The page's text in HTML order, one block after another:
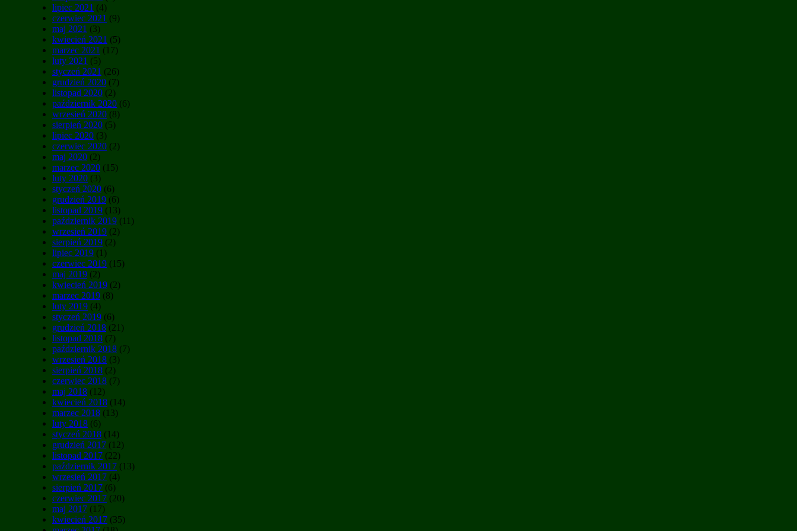
lipiec 2021 (4)
czerwiec 2021 (9)
maj 2021 (3)
kwiecień 2021 (5)
marzec 2021 (17)
luty 2021 (5)
styczeń 2021 (26)
grudzień 2020 (7)
listopad 2020 (2)
październik 2020 (6)
wrzesień 2020 (8)
sierpień 2020 (5)
lipiec 2020 (3)
czerwiec 2020 (2)
maj 2020 (2)
marzec 2020 (15)
luty 2020 (3)
styczeń 2020 (6)
grudzień 2019 (6)
listopad 2019 (13)
październik 2019 (11)
wrzesień 2019 (2)
sierpień 2019 (2)
lipiec 2019 (1)
czerwiec 2019 (15)
maj 2019 (2)
kwiecień 2019 (2)
marzec 2019 (8)
luty 2019 (4)
styczeń 2019 (6)
grudzień 2018 (21)
listopad 2018 (7)
październik 2018 (7)
wrzesień 2018 (3)
sierpień 2018 (2)
czerwiec 2018 (7)
maj 2018 (12)
kwiecień 2018 (14)
marzec 2018 (13)
luty 2018 (6)
styczeń 2018 (14)
grudzień 2017 (12)
listopad 2017 (22)
październik 2017 (13)
wrzesień 2017 (4)
sierpień 2017 (6)
czerwiec 2017 (20)
maj 2017 (17)
kwiecień 2017 (35)